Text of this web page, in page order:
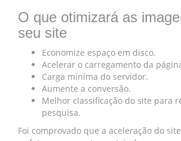
O que otimizará as
seu site
Economize espaço em disco.
Acelerar o carregamento da
Carga mínima do servidor.
Aumente a conversão.
Melhor classificação do site para
pesquisa.
Foi comprovado que a aceleração do